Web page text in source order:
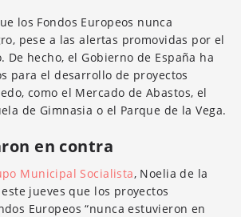
los Fondos Europeos nunca
pese a las alertas promovidas por el
De hecho, el Gobierno de España ha
para el desarrollo de proyectos
como el Mercado de Abastos, el
de Gimnasia o el Parque de la Vega.
en contra
Municipal Socialista, Noelia de la
jueves que los proyectos
Europeos “nunca estuvieron en